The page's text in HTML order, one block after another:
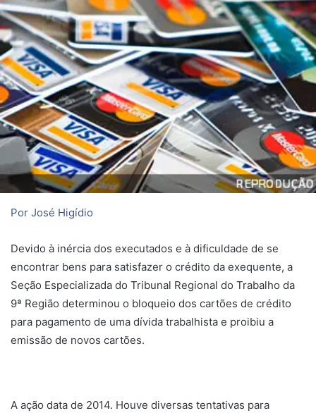
Por José Higídio
Devido à inércia dos executados e à dificuldade de se
encontrar bens para satisfazer o crédito da exequente, a
Seção Especializada do Tribunal Regional do Trabalho da
9ª Região determinou o bloqueio dos cartões de crédito
para pagamento de uma dívida trabalhista e proibiu a
emissão de novos cartões.
A ação data de 2014. Houve diversas tentativas para